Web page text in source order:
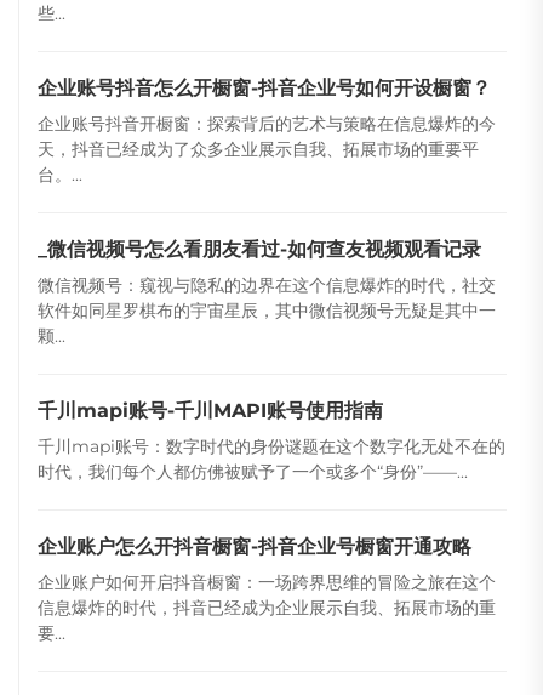
些...
企业账号抖音怎么开橱窗-抖音企业号如何开设橱窗？
企业账号抖音开橱窗：探索背后的艺术与策略在信息爆炸的今
天，抖音已经成为了众多企业展示自我、拓展市场的重要平
台。...
_微信视频号怎么看朋友看过-如何查友视频观看记录
微信视频号：窥视与隐私的边界在这个信息爆炸的时代，社交
软件如同星罗棋布的宇宙星辰，其中微信视频号无疑是其中一
颗...
千川mapi账号-千川MAPI账号使用指南
千川mapi账号：数字时代的身份谜题在这个数字化无处不在的
时代，我们每个人都仿佛被赋予了一个或多个“身份”——...
企业账户怎么开抖音橱窗-抖音企业号橱窗开通攻略
企业账户如何开启抖音橱窗：一场跨界思维的冒险之旅在这个
信息爆炸的时代，抖音已经成为企业展示自我、拓展市场的重
要...